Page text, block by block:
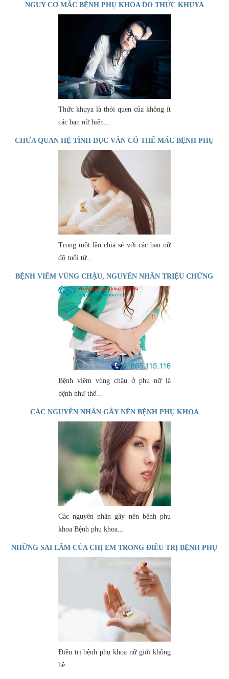
NGUY CƠ MẮC BỆNH PHỤ KHOA DO THỨC KHUYA
Thức khuya là thói quen của không ít
các bạn nữ hiện...
CHƯA QUAN HỆ TÌNH DỤC VẪN CÓ THỂ MẮC BỆNH PHỤ
KHOA
Trong một lần chia sẻ với các bạn nữ
độ tuổi từ...
BỆNH VIÊM VÙNG CHẬU, NGUYÊN NHÂN TRIỆU CHỨNG
VÀ CÁCH ĐIỀU TRỊ
Bệnh viêm vùng chậu ở phụ nữ là
bệnh như thế...
CÁC NGUYÊN NHÂN GÂY NÊN BỆNH PHỤ KHOA
Các nguyên nhân gây nên bệnh phụ
khoa Bệnh phụ khoa...
NHỮNG SAI LẦM CỦA CHỊ EM TRONG ĐIỀU TRỊ BỆNH PHỤ
KHOA
Điều trị bệnh phụ khoa nữ giới không
hề...